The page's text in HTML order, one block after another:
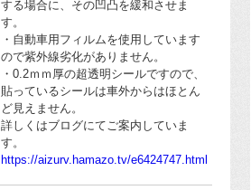
する場合に、その凹凸を緩和させま
す。
・自動車用フィルムを使用しています
ので紫外線劣化がありません。
・0.2ｍｍ厚の超透明シールですので、
貼っているシールは車外からはほとん
ど見えません。
詳しくはブログにてご案内していま
す。
https://aizurv.hamazo.tv/e6424747.html